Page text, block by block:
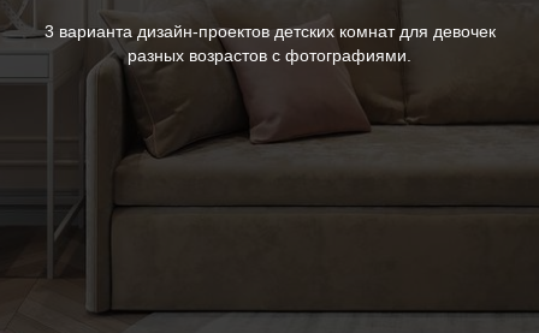
3 варианта дизайн-проектов детских комнат для девочек
разных возрастов с фотографиями.